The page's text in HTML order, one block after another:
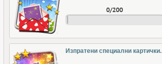
0/200
Изпратени специални картички.